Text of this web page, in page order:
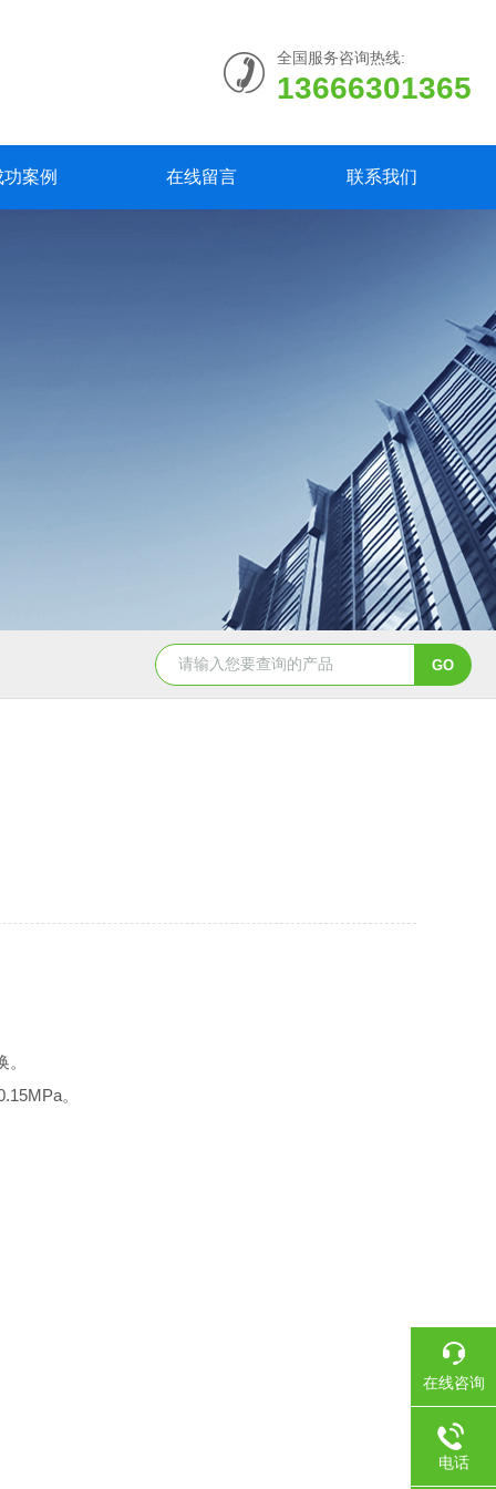
全国服务咨询热线:
13666301365
功案例 在线留言 联系我们
GSH-0.5L0.5L不锈钢磁力密封聚酯反应釜
。
在线咨询
电话